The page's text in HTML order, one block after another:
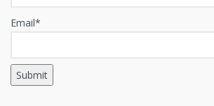
Email*